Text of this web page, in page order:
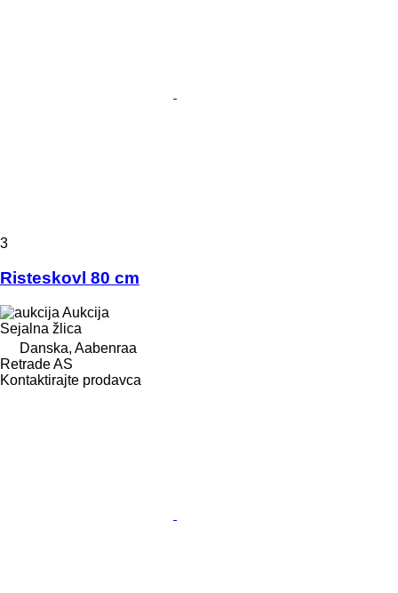
3
Risteskovl 80 cm
Aukcija
Sejalna žlica
Danska, Aabenraa
Retrade AS
Kontaktirajte prodavca